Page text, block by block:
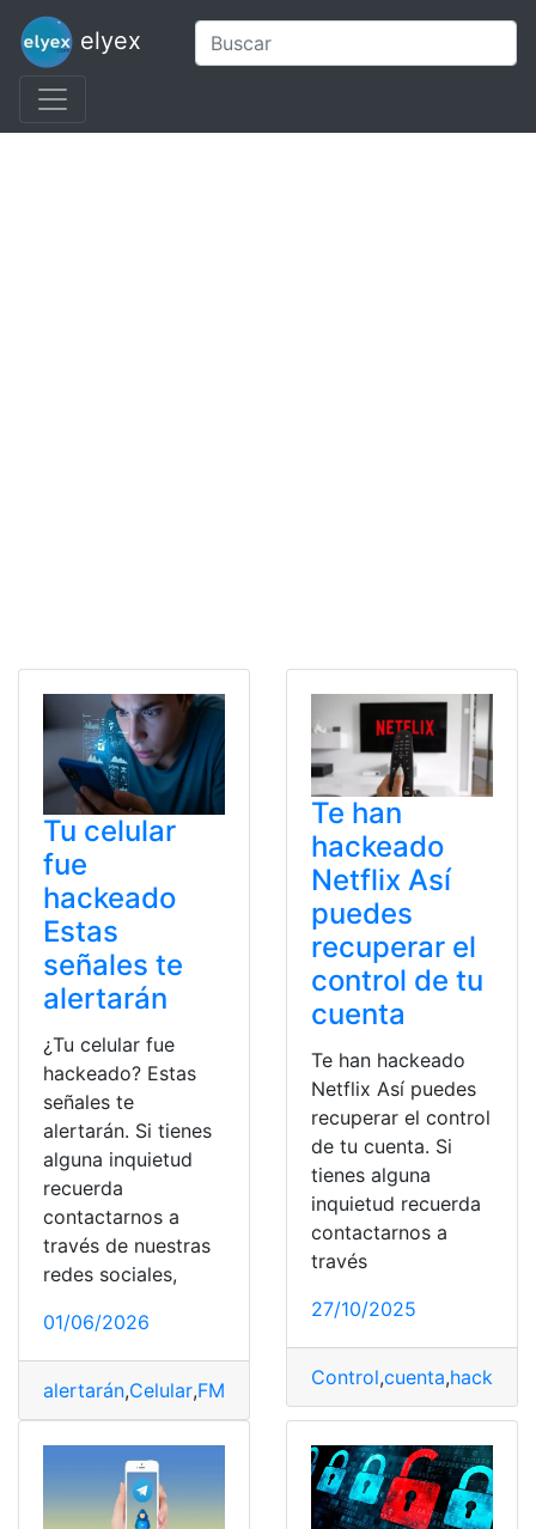
elyex
Tu celular
fue
hackeado
Estas
señales te
alertarán
¿Tu celular fue
hackeado? Estas
señales te
alertarán. Si tienes
alguna inquietud
recuerda
contactarnos a
través de nuestras
redes sociales,
01/06/2026
alertarán,Celular,FM hackeado,Señales,Té
Te han
hackeado
Netflix Así
puedes
recuperar el
control de tu
cuenta
Te han hackeado
Netflix Así puedes
recuperar el control
de tu cuenta. Si
tienes alguna
inquietud recuerda
contactarnos a
través
27/10/2025
Control,cuenta,